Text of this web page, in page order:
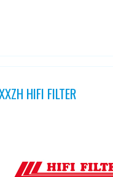
HIFI FILTER